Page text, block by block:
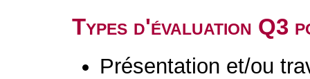
Types d'évaluation Q3
Présentation et/ou